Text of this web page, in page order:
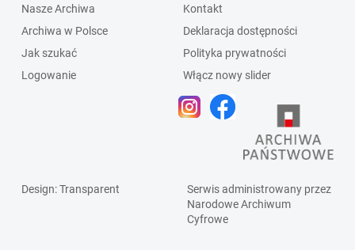
Nasze Archiwa
Archiwa w Polsce
Jak szukać
Logowanie
Kontakt
Deklaracja dostępności
Polityka prywatności
Włącz nowy slider
Design: Transparent
Serwis administrowany przez
Narodowe Archiwum
Cyfrowe